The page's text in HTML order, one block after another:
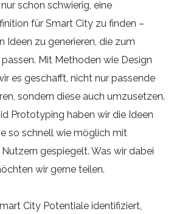
schon schwierig, eine
für Smart City zu finden –
Ideen zu generieren, die zum
Mit Methoden wie Design
es geschafft, nicht nur passende
sondern diese auch umzusetzen.
Prototyping haben wir die Ideen
so schnell wie möglich mit
gespiegelt. Was wir dabei
wir gerne teilen.
City Potentiale identifiziert,